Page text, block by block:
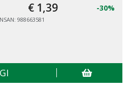
€ 1,39 -30%
988663581